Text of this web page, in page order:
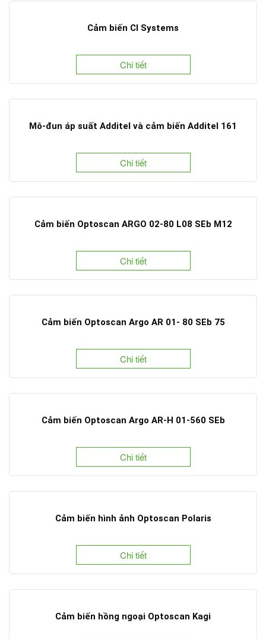
Cảm biến CI Systems
Chi tiết
Mô-đun áp suất Additel và cảm biến Additel 161
Chi tiết
Cảm biến Optoscan ARGO 02-80 L08 SEb M12
Chi tiết
Cảm biến Optoscan Argo AR 01- 80 SEb 75
Chi tiết
Cảm biến Optoscan Argo AR-H 01-560 SEb
Chi tiết
Cảm biến hình ảnh Optoscan Polaris
Chi tiết
Cảm biến hồng ngoại Optoscan Kagi